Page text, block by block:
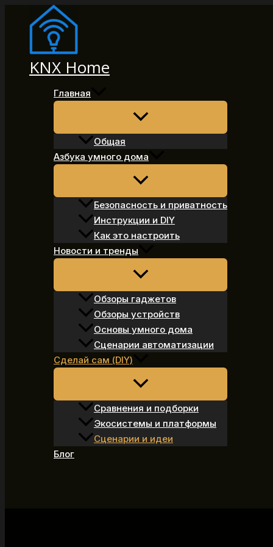
Перейти
содержимому
KNX Home
Главная
Общая
Азбука умного дома
Безопасность и приватность
Инструкции и DIY
Как это настроить
Новости и тренды
Обзоры гаджетов
Обзоры устройств
Основы умного дома
Сценарии автоматизации
Сделай сам (DIY)
Сравнения и подборки
Экосистемы и платформы
Сценарии и идеи
Блог